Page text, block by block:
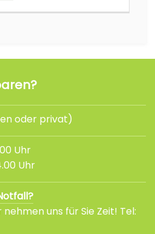
oder privat)
Uhr
Uhr
uns für Sie Zeit! Tel: